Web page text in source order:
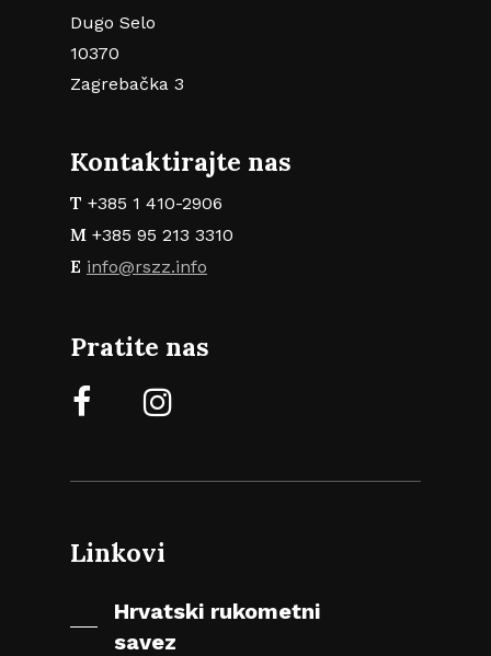
Dugo Selo
10370
Zagrebačka 3
Kontaktirajte nas
T +385 1 410-2906
M +385 95 213 3310
E info@rszz.info
Pratite nas
Linkovi
Hrvatski rukometni
savez